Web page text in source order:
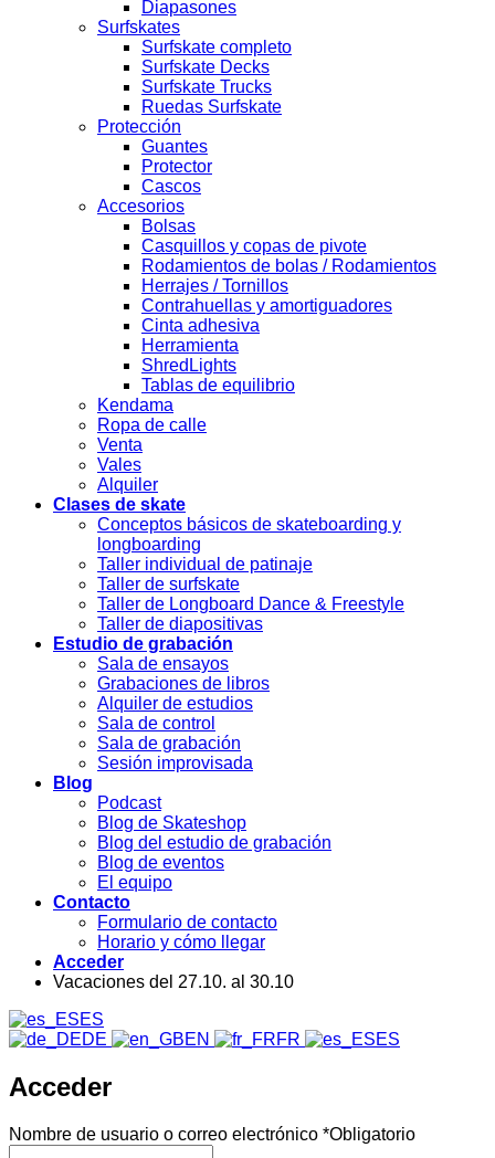
Diapasones
Surfskates
Surfskate completo
Surfskate Decks
Surfskate Trucks
Ruedas Surfskate
Protección
Guantes
Protector
Cascos
Accesorios
Bolsas
Casquillos y copas de pivote
Rodamientos de bolas / Rodamientos
Herrajes / Tornillos
Contrahuellas y amortiguadores
Cinta adhesiva
Herramienta
ShredLights
Tablas de equilibrio
Kendama
Ropa de calle
Venta
Vales
Alquiler
Clases de skate
Conceptos básicos de skateboarding y
longboarding
Taller individual de patinaje
Taller de surfskate
Taller de Longboard Dance & Freestyle
Taller de diapositivas
Estudio de grabación
Sala de ensayos
Grabaciones de libros
Alquiler de estudios
Sala de control
Sala de grabación
Sesión improvisada
Blog
Podcast
Blog de Skateshop
Blog del estudio de grabación
Blog de eventos
El equipo
Contacto
Formulario de contacto
Horario y cómo llegar
Acceder
Vacaciones del 27.10. al 30.10
ES
DE
EN FR ES
Acceder
Nombre de usuario o correo electrónico *Obligatorio